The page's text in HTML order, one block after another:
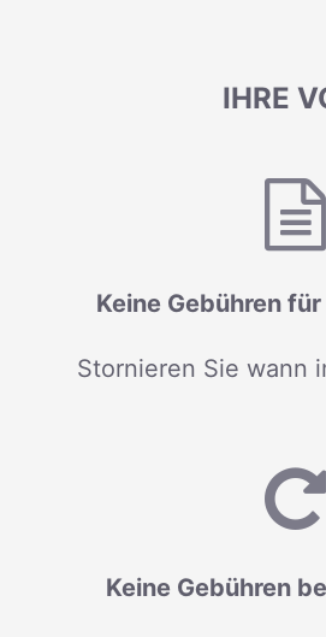
IHRE
Keine Gebühren
Stornieren Sie wann
Keine Gebühren